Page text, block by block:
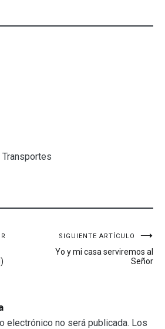
SIGUIENTE ARTÍCULO
Yo y mi casa serviremos al
Señor
electrónico no será publicada. Los